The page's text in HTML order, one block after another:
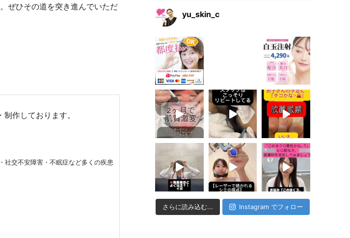
ぜひその道を突き進んでいただ
作しております。
社交不安障害・不眠症など多くの疾患
yu_skin_c
さらに読み込む... Instagram でフォロー